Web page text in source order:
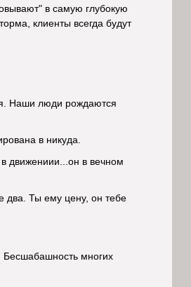
в самую глубокую
клиенты всегда будут
Наши люди рождаются
в никуда.
в вечном
два. Ты ему цену, он тебе
Бесшабашность многих